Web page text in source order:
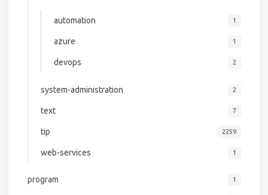
automation 1
azure 1
devops 2
system-administration 2
text 7
tip 2259
web-services 1
program 1